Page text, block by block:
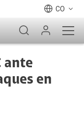
CO
ante
en